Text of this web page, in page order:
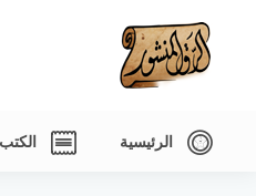
الرئيسية